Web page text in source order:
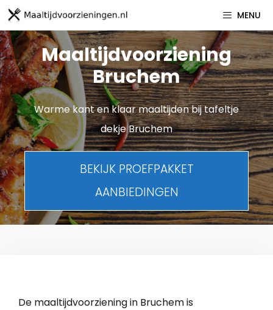
Spring
naar
inhoud
MENU
Maaltijdvoorziening
Bruchem
Warme kant en klaar maaltijden bij tafeltje
dekje Bruchem
BEKIJK PROEFPAKKET
AANBIEDINGEN
De maaltijdvoorziening in Bruchem is